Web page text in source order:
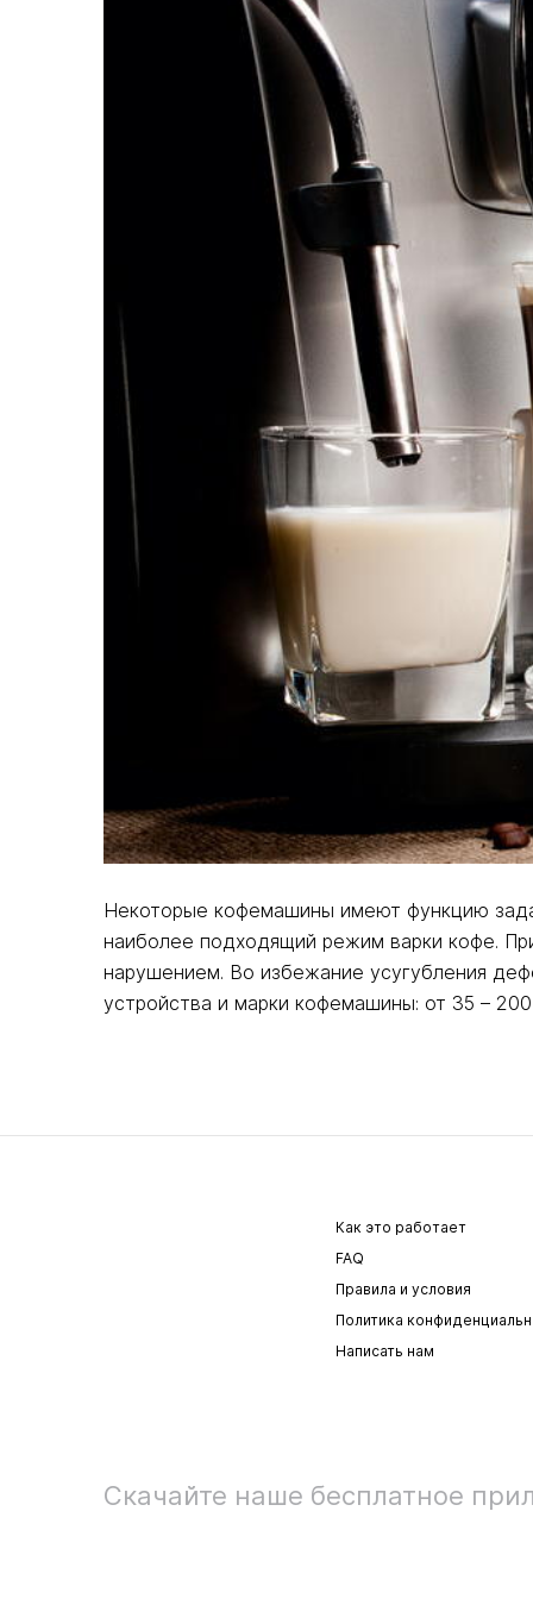
Некоторые кофемашины имеют функцию
наиболее подходящий режим варки кофе.
нарушением. Во избежание усугубления
устройства и марки кофемашины: от 35 –
Как это работает
FAQ
Правила и условия
Политика
Написать нам
Скачайте наше бесплатное